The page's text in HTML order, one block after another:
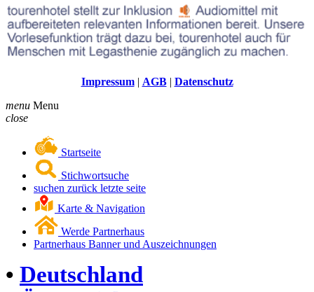
Impressum| AGB| Datenschutz
menu Menu
close
Startseite
Stichwortsuche
suchen zurück letzte seite
Karte & Navigation
Werde Partnerhaus
Partnerhaus Banner und Auszeichnungen
• Deutschland